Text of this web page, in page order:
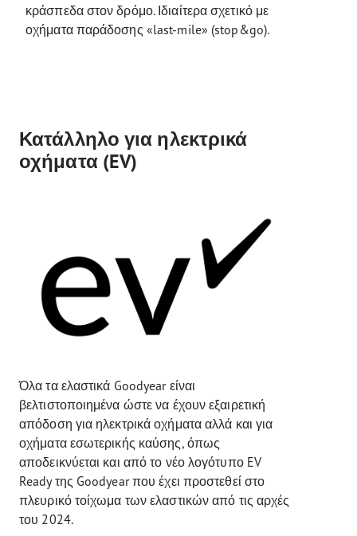
κράσπεδα στον δρόμο. Ιδιαίτερα σχετικό με
οχήματα παράδοσης «last-mile» (stop&go).
Κατάλληλο για ηλεκτρικά
οχήματα (EV)
Όλα τα ελαστικά Goodyear είναι
βελτιστοποιημένα ώστε να έχουν εξαιρετική
απόδοση για ηλεκτρικά οχήματα αλλά και για
οχήματα εσωτερικής καύσης, όπως
αποδεικνύεται και από το νέο λογότυπο EV
Ready της Goodyear που έχει προστεθεί στο
πλευρικό τοίχωμα των ελαστικών από τις αρχές
του 2024.